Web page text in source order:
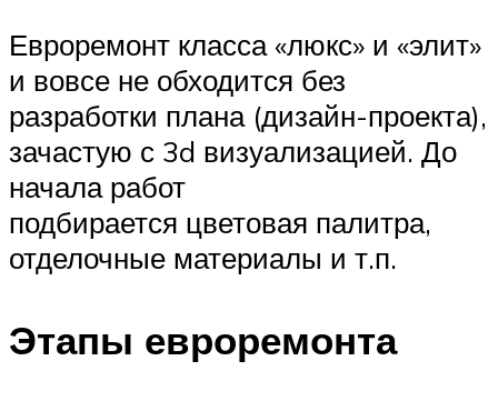
Евроремонт класса «люкс» и «элит»
и вовсе не обходится без
разработки плана (дизайн-проекта),
зачастую с 3d визуализацией. До
начала работ
подбирается цветовая палитра,
отделочные материалы и т.п.
Этапы евроремонта